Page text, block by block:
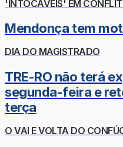
'INTOCÁVEIS' EM
Mendonça tem
DIA DO MAGISTRADO
TRE-RO não terá
segunda-feira e
terça
O VAI E VOLTA DO